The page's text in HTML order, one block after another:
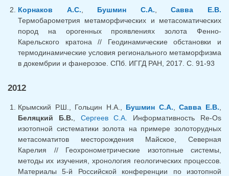
Корнаков А.С. Бушмин С.А. ,Савва Е.В.
Термобарометрия метаморфических и метасоматических
пород на орогенных проявлениях золота Фенно-
Карельского кратона // Геодинамические обстановки и
термодинамические условия регионального метаморфизма
в докембрии и фанерозое. СПб. ИГГД РАН, 2017. С. 91-93
2012
Крымский Р.Ш., Гольцин Н.А., Бушмин С.А. ,Савва Е.В.
Беляцкий Б.В.
Сергеев С.А.
Информативность Re-Os
изотопной систематики золота на примере золоторудных
метасоматитов месторождения Майское, Северная
Карелия // Геохронометрические изотопные системы,
методы их изучения, хронология геологических процессов.
Материалы 5-й Российской конференции по изотопной